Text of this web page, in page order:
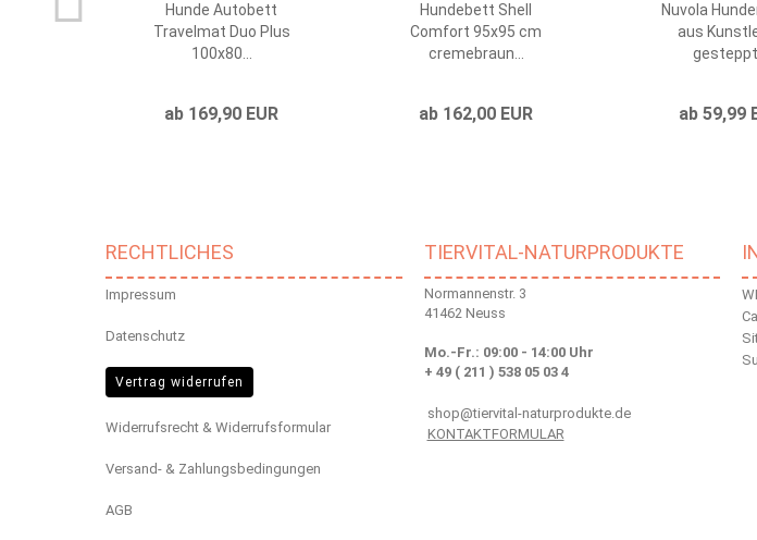
Hunde Autobett
Travelmat Duo Plus
100x80...
ab 169,90 EUR
Hundebett Shell
Comfort 95x95 cm
cremebraun...
ab 162,00 EUR
Nuvola
aus
ab 59,99
RECHTLICHES
Impressum
Datenschutz
Vertrag widerrufen
Widerrufsrecht & Widerrufsformular
Versand- & Zahlungsbedingungen
AGB
TIERVITAL-NATURPRODUKTE
Normannenstr. 3
41462 Neuss
Mo.-Fr.: 09:00 - 14:00 Uhr
+ 49 ( 211 ) 538 05 03 4
shop@tiervital-naturprodukte.de
KONTAKTFORMULAR